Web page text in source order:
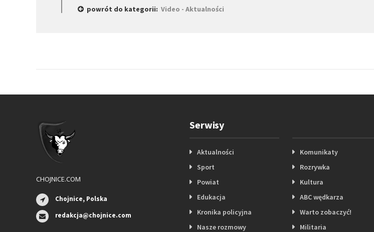
powrót do kategorii: Video - Aktualności
CHOJNICE.COM
Chojnice, Polska
redakcja@chojnice.com
Serwisy
Aktualności
Sport
Powiat
Edukacja
Kronika policyjna
Nasze rozmowy
Komunikaty
Rozrywka
Kultura
ABC wędkarza
Warto zobaczyć!
Militaria